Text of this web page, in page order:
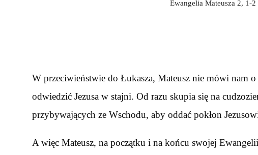
Ewangelia Mateusza 2, 1-2
W przeciwieństwie do Łukasza, Mateusz nie mówi nam
odwiedzić Jezusa w stajni. Od razu skupia się na
przybywających ze Wschodu, aby oddać pokłon
A więc Mateusz, na początku i na końcu swojej